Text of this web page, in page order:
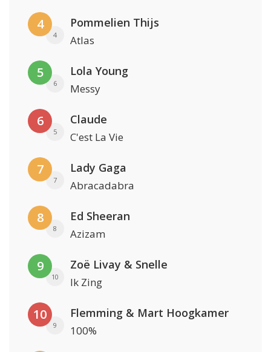
4
4
Pommelien Thijs
Atlas
5
6
Lola Young
Messy
6
5
Claude
C'est La Vie
7
7
Lady Gaga
Abracadabra
8
8
Ed Sheeran
Azizam
9
10
Zoë Livay & Snelle
Ik Zing
10
9
Flemming & Mart Hoogkamer
100%